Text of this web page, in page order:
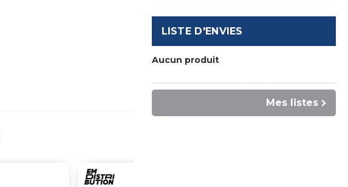
LISTE D'ENVIES
Aucun produit
Mes listes